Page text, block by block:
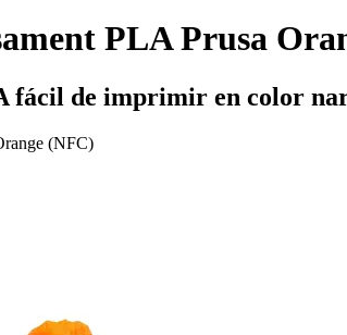
PLA Prusa
fácil de imprimir en color
(NFC)